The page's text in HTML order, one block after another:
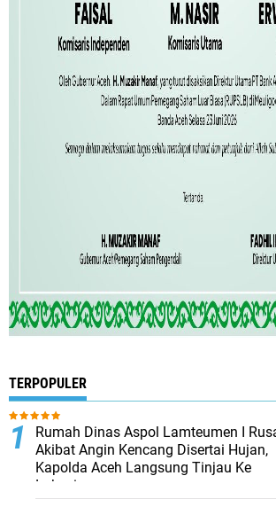
TERPOPULER
Rumah Dinas Aspol Lamteumen I
Akibat Angin Kencang Disertai Hujan,
Kapolda Aceh Langsung Tinjau Ke
Lokasi